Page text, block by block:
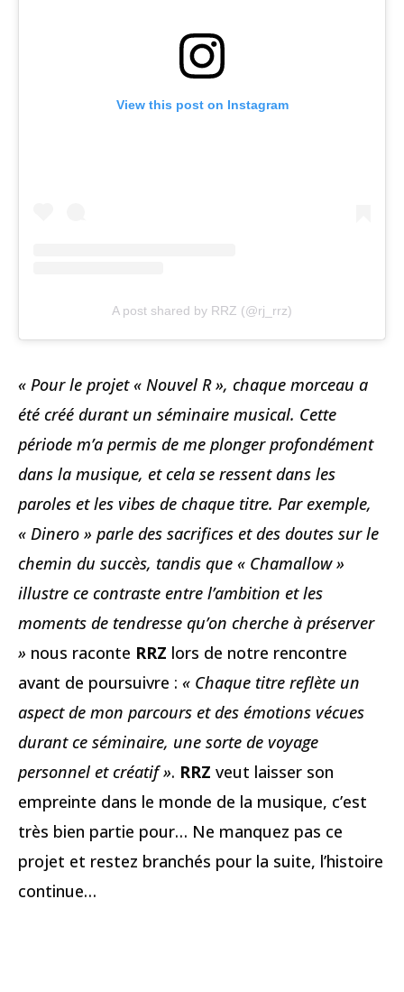
View this post on Instagram
A post shared by RRZ (@rj_rrz)
« Pour le projet « Nouvel R », chaque morceau a
été créé durant un séminaire musical. Cette
période m’a permis de me plonger profondément
dans la musique, et cela se ressent dans les
paroles et les vibes de chaque titre. Par exemple,
« Dinero » parle des sacrifices et des doutes sur le
chemin du succès, tandis que « Chamallow »
illustre ce contraste entre l’ambition et les
moments de tendresse qu’on cherche à préserver
» nous raconte RRZ lors de notre rencontre
avant de poursuivre : « Chaque titre reflète un
aspect de mon parcours et des émotions vécues
durant ce séminaire, une sorte de voyage
personnel et créatif ». RRZ veut laisser son
empreinte dans le monde de la musique, c’est
très bien partie pour… Ne manquez pas ce
projet et restez branchés pour la suite, l’histoire
continue…